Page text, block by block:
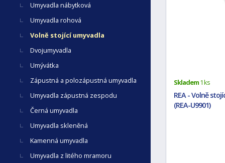
Skladem1 ks
REA - Volně
(REA-U9901)
Umyvadla nábytková
Umyvadla rohová
Volně stojící umyvadla
Dvojumyvadla
Umývátka
Zápustná a polozápustná umyvadla
Umyvadla zápustná zespodu
Černá umyvadla
Umyvadla skleněná
Kamenná umyvadla
Umyvadla z litého mramoru